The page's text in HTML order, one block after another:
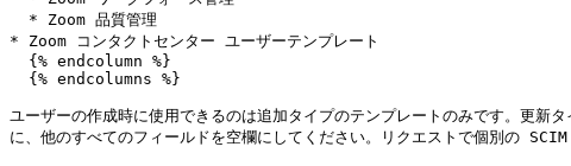
* Zoom コンタクトセンター ユーザーテンプレート
ユーザーの作成時に使用できるのは追加タイプのテンプレートのみです。更新
に、他のすべてのフィールドを空欄にしてください。リクエストで個別の